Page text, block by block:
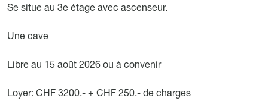
Se situe au 3e étage avec ascenseur.
Une cave
Libre au 15 août 2026 ou à convenir
Loyer: CHF 3200.- + CHF 250.- de charges